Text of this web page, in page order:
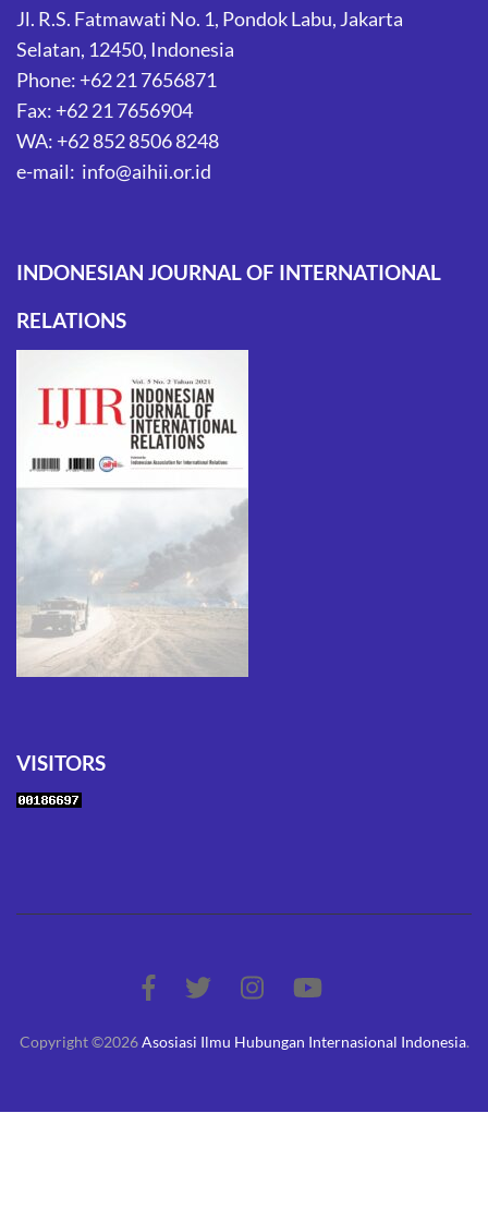
Jl. R.S. Fatmawati No. 1, Pondok Labu, Jakarta
Selatan, 12450, Indonesia
Phone: +62 21 7656871
Fax: +62 21 7656904
WA: +62 852 8506 8248
e-mail: info@aihii.or.id
INDONESIAN JOURNAL OF INTERNATIONAL
RELATIONS
VISITORS
Copyright ©2026Asosiasi Ilmu Hubungan Internasional Indonesia.